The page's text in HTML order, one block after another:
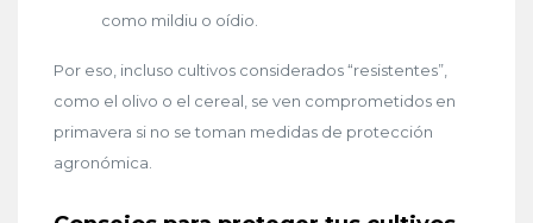
como mildiu o oídio.
Por eso, incluso cultivos considerados “resistentes”,
como el olivo o el cereal, se ven comprometidos en
primavera si no se toman medidas de protección
agronómica.